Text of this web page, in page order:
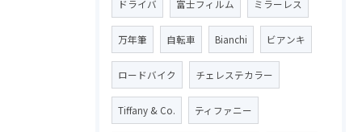
ドライバ 富士フィルム ミラーレス
万年筆 自転車 Bianchi ビアンキ
ロードバイク チェレステカラー
Tiffany & Co. ティファニー